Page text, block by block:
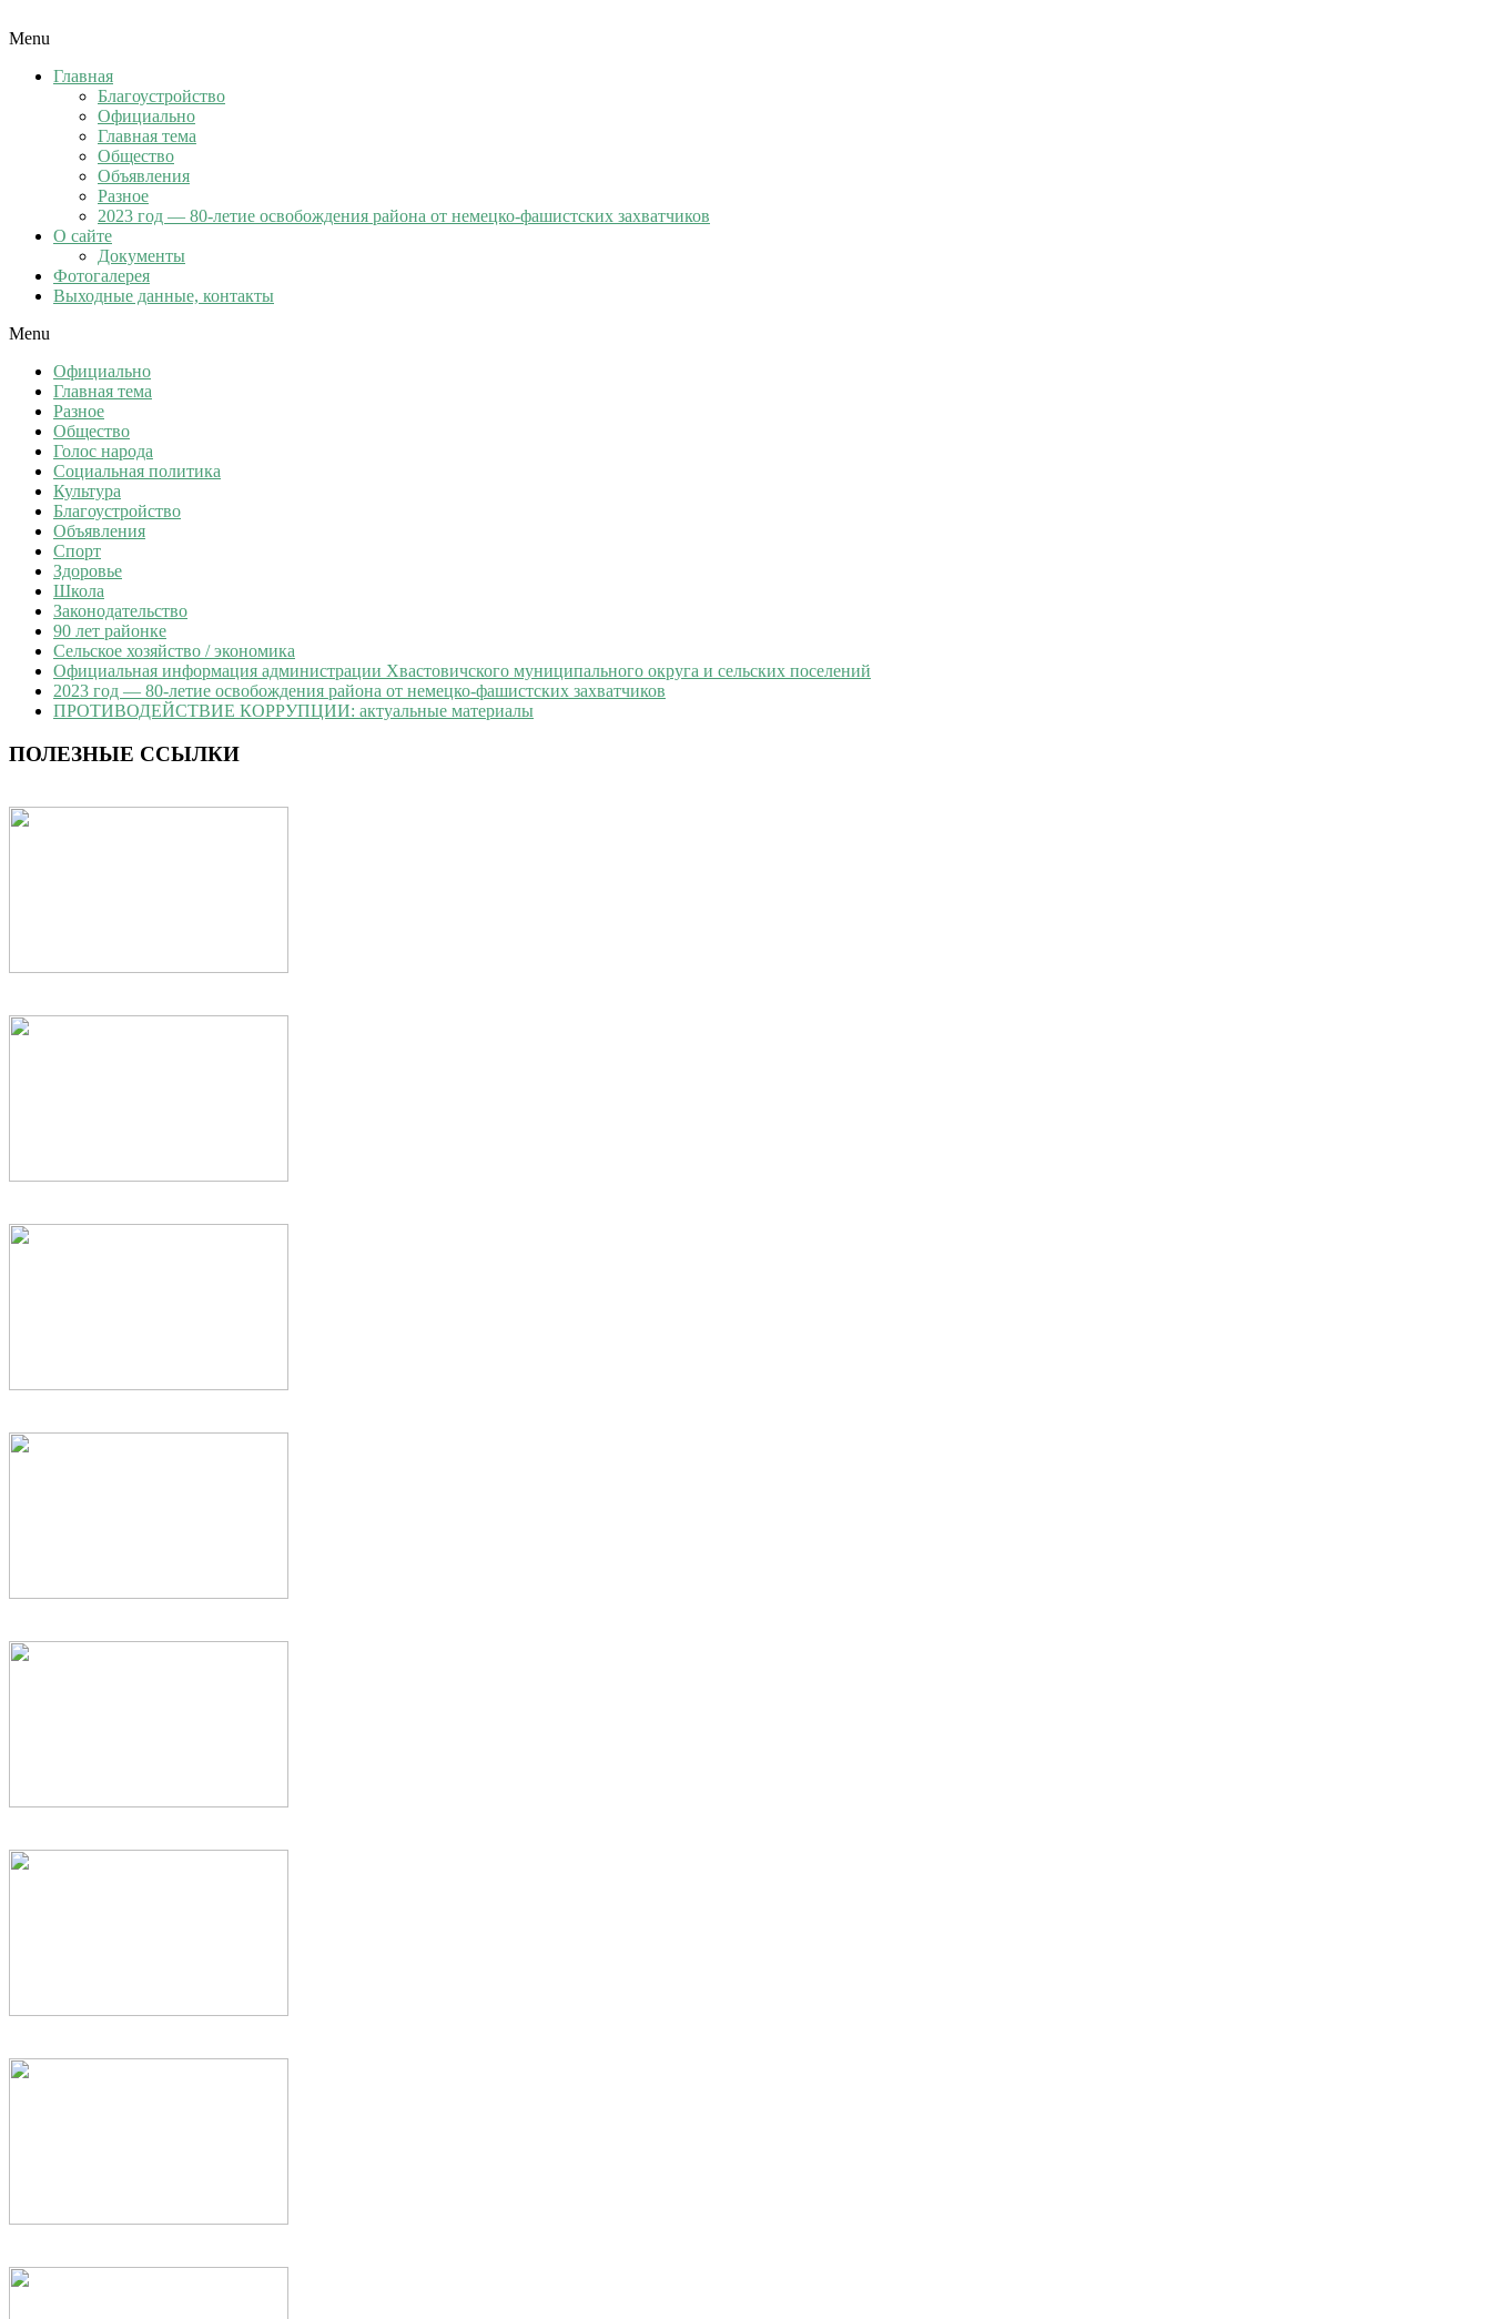
Menu
Главная
Благоустройство
Официально
Главная тема
Общество
Объявления
Разное
2023 год — 80-летие освобождения района от немецко-фашистских захватчиков
О сайте
Документы
Фотогалерея
Выходные данные, контакты
Menu
Официально
Главная тема
Разное
Общество
Голос народа
Социальная политика
Культура
Благоустройство
Объявления
Спорт
Здоровье
Школа
Законодательство
90 лет районке
Сельское хозяйство / экономика
Официальная информация администрации Хвастовичского муниципального округа и сельских поселений
2023 год — 80-летие освобождения района от немецко-фашистских захватчиков
ПРОТИВОДЕЙСТВИЕ КОРРУПЦИИ: актуальные материалы
ПОЛЕЗНЫЕ ССЫЛКИ